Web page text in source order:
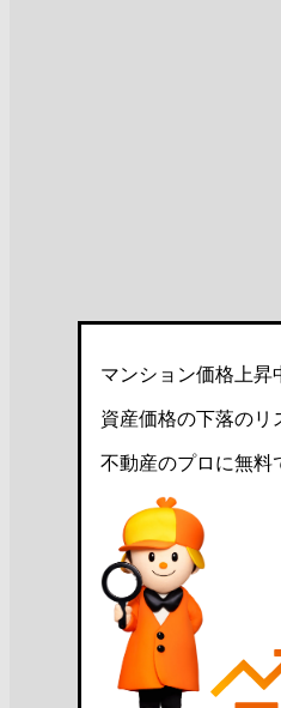
マンション価格上昇
資産価格の下落のリ
不動産のプロに無料